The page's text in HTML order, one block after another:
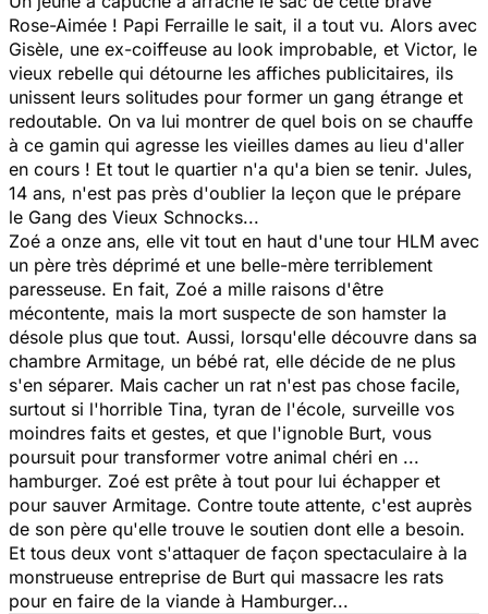
Rose-Aimée ! Papi Ferraille le sait, il a tout vu. Alors avec
Gisèle, une ex-coiffeuse au look improbable, et Victor, le
vieux rebelle qui détourne les affiches publicitaires, ils
unissent leurs solitudes pour former un gang étrange et
redoutable. On va lui montrer de quel bois on se chauffe
à ce gamin qui agresse les vieilles dames au lieu d'aller
en cours ! Et tout le quartier n'a qu'a bien se tenir. Jules,
14 ans, n'est pas près d'oublier la leçon que le prépare
le Gang des Vieux Schnocks...
Zoé a onze ans, elle vit tout en haut d'une tour HLM avec
un père très déprimé et une belle-mère terriblement
paresseuse. En fait, Zoé a mille raisons d'être
mécontente, mais la mort suspecte de son hamster la
désole plus que tout. Aussi, lorsqu'elle découvre dans sa
chambre Armitage, un bébé rat, elle décide de ne plus
s'en séparer. Mais cacher un rat n'est pas chose facile,
surtout si l'horrible Tina, tyran de l'école, surveille vos
moindres faits et gestes, et que l'ignoble Burt, vous
poursuit pour transformer votre animal chéri en ...
hamburger. Zoé est prête à tout pour lui échapper et
pour sauver Armitage. Contre toute attente, c'est auprès
de son père qu'elle trouve le soutien dont elle a besoin.
Et tous deux vont s'attaquer de façon spectaculaire à la
monstrueuse entreprise de Burt qui massacre les rats
pour en faire de la viande à Hamburger...